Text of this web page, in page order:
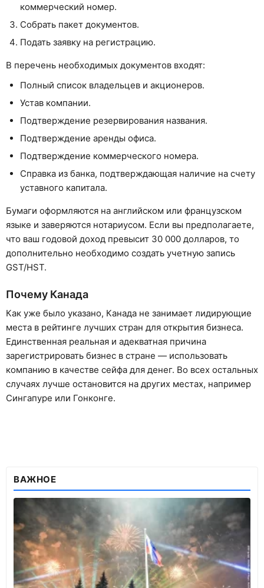
коммерческий номер.
Собрать пакет документов.
Подать заявку на регистрацию.
В перечень необходимых документов входят:
Полный список владельцев и акционеров.
Устав компании.
Подтверждение резервирования названия.
Подтверждение аренды офиса.
Подтверждение коммерческого номера.
Справка из банка, подтверждающая наличие на счету
уставного капитала.
Бумаги оформляются на английском или французском
языке и заверяются нотариусом. Если вы предполагаете,
что ваш годовой доход превысит 30 000 долларов, то
дополнительно необходимо создать учетную запись
GST/HST.
Почему Канада
Как уже было указано, Канада не занимает лидирующие
места в рейтинге лучших стран для открытия бизнеса.
Единственная реальная и адекватная причина
зарегистрировать бизнес в стране — использовать
компанию в качестве сейфа для денег. Во всех остальных
случаях лучше остановится на других местах, например
Сингапуре или Гонконге.
ВАЖНОЕ